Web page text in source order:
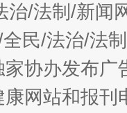
治/法制/新闻
民/法治/法
家协办发布
网站和报